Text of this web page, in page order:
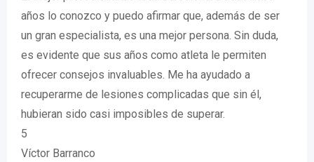
años lo conozco y puedo afirmar que, además de ser
un gran especialista, es una mejor persona. Sin duda,
es evidente que sus años como atleta le permiten
ofrecer consejos invaluables. Me ha ayudado a
recuperarme de lesiones complicadas que sin él,
hubieran sido casi imposibles de superar.
5
Víctor Barranco